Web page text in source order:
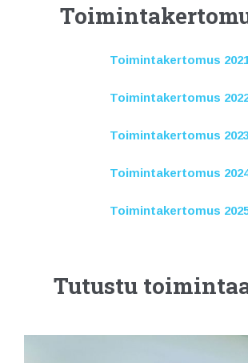
Toimintakertomus
Toimintakertomus
Toimintakertomus 2023
Toimintakertomus
Toimintakertomus
Tutustu